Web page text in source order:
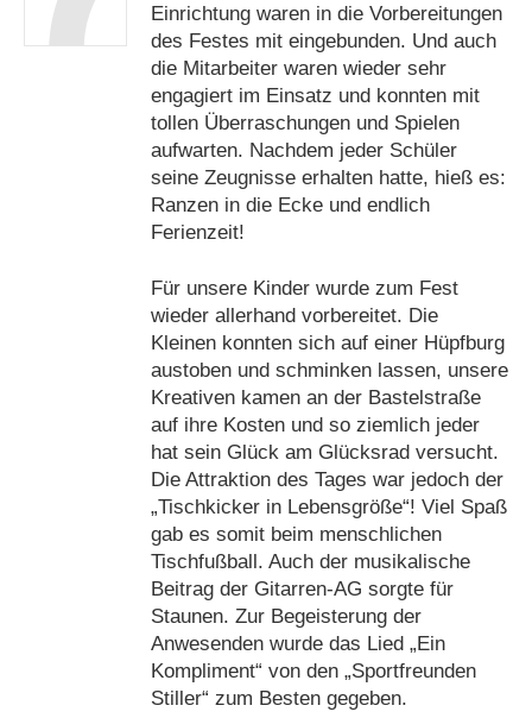
Einrichtung waren in die Vorbereitungen
des Festes mit eingebunden. Und auch
die Mitarbeiter waren wieder sehr
engagiert im Einsatz und konnten mit
tollen Überraschungen und Spielen
aufwarten. Nachdem jeder Schüler
seine Zeugnisse erhalten hatte, hieß es:
Ranzen in die Ecke und endlich
Ferienzeit!
Für unsere Kinder wurde zum Fest
wieder allerhand vorbereitet. Die
Kleinen konnten sich auf einer Hüpfburg
austoben und schminken lassen, unsere
Kreativen kamen an der Bastelstraße
auf ihre Kosten und so ziemlich jeder
hat sein Glück am Glücksrad versucht.
Die Attraktion des Tages war jedoch der
„Tischkicker in Lebensgröße“! Viel Spaß
gab es somit beim menschlichen
Tischfußball. Auch der musikalische
Beitrag der Gitarren-AG sorgte für
Staunen. Zur Begeisterung der
Anwesenden wurde das Lied „Ein
Kompliment“ von den „Sportfreunden
Stiller“ zum Besten gegeben.